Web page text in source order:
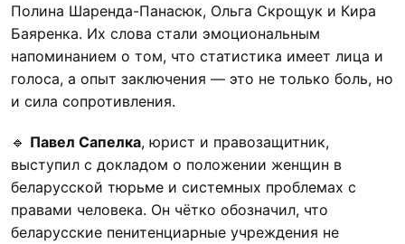
Полина Шаренда-Панасюк, Ольга Скрощук и Кира
Баяренка. Их слова стали эмоциональным
напоминанием о том, что статистика имеет лица и
голоса, а опыт заключения — это не только боль, но
и сила сопротивления.
🔹 Павел Сапелка, юрист и правозащитник,
выступил с докладом о положении женщин в
беларусской тюрьме и системных проблемах с
правами человека. Он чётко обозначил, что
беларусские пенитенциарные учреждения не